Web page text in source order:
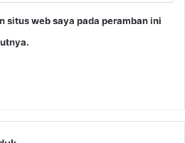
situs web saya pada peramban ini